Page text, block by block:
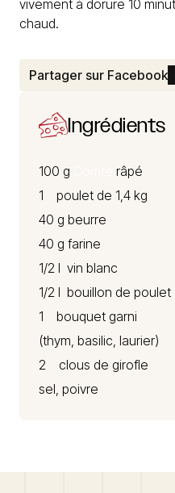
vivement à dorure 10
chaud.
Partager sur Facebook
Ingrédients
100 g
râpé
1 poulet de 1,4 kg
40 g beurre
40 g farine
1/2 l vin blanc
1/2 l bouillon de poulet
1 bouquet garni
(thym, basilic, laurier)
2 clous de girofle
sel, poivre